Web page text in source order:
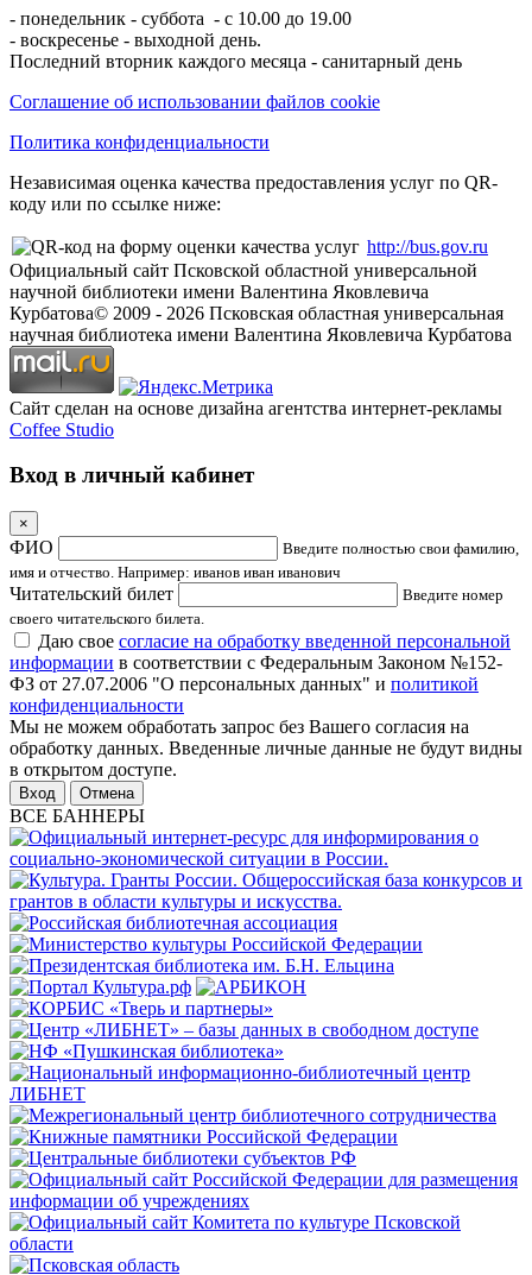
- понедельник - суббота - с 10.00 до 19.00
- воскресенье - выходной день.
Последний вторник каждого месяца - санитарный день
Соглашение об использовании файлов cookie
Политика конфиденциальности
Независимая оценка качества предоставления услуг по QR-
коду или по ссылке ниже:
http://bus.gov.ru
Официальный сайт Псковской областной универсальной
научной библиотеки имени Валентина Яковлевича
Курбатова© 2009 - 2026 Псковская областная универсальная
научная библиотека имени Валентина Яковлевича Курбатова
Сайт сделан на основе дизайна агентства интернет-рекламы
Coffee Studio
Вход в личный кабинет
×
ФИО
Введите полностью свои фамилию,
имя и отчество. Например: иванов иван иванович
Читательский билет
Введите номер
своего читательского билета.
Даю свое согласие на обработку введенной персональной
информации в соответствии с Федеральным Законом №152-
ФЗ от 27.07.2006 "О персональных данных" и политикой
конфиденциальности
Мы не можем обработать запрос без Вашего согласия на
обработку данных. Введенные личные данные не будут видны
в открытом доступе.
Отмена
ВСЕ БАННЕРЫ